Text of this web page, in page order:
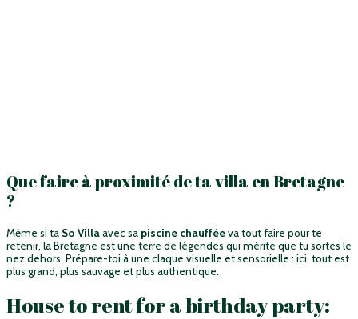
Que faire à proximité de ta villa en Bretagne
?
Même si ta So Villaavec sa piscine chaufféeva tout faire pour te
retenir, la Bretagne est une terre de légendes qui mérite que tu sortes le
nez dehors. Prépare-toi à une claque visuelle et sensorielle : ici, tout est
plus grand, plus sauvage et plus authentique.
House to rent for a birthday party: